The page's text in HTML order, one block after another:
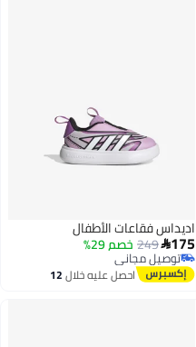
اديداس فقاعات الأطفال
175
249 خصم 29%
توصيل مجاني
توصيل مجانياحصل عليه خلال12